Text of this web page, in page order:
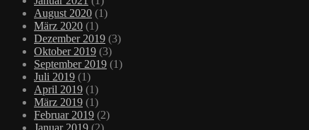
August 2020 (1)
März 2020 (1)
Dezember 2019 (3)
Oktober 2019 (3)
September 2019 (1)
Juli 2019 (1)
April 2019 (1)
März 2019 (1)
Februar 2019 (2)